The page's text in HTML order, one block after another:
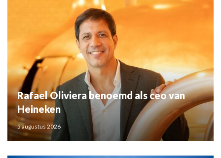
Rafael Oliviera benoemd als ceo van
Heineken
5 augustus 2026